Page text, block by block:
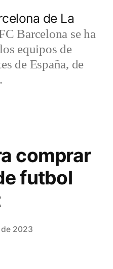
de La
Barcelona se ha
equipos de
de España, de
comprar
futbol
de 2023